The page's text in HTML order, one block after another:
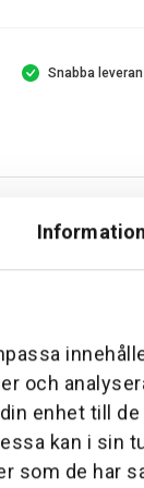
Information
och
enhet till
kan i sin
som de har
Snabba